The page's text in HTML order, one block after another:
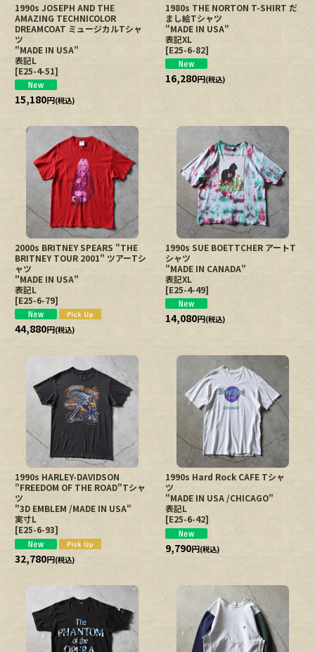
1990s JOSEPH AND THE
AMAZING TECHNICOLOR
DREAMCOAT ミュージカルTシャ
ツ
"MADE IN USA"
表記L
[E25-4-51]
15,180円(税込)
1980s THE NORTON T-SHIRT だ
まし絵Tシャツ
"MADE IN USA"
表記XL
[E25-6-82]
16,280円(税込)
2000s BRITNEY SPEARS "THE
BRITNEY TOUR 2001" ツアーTシ
ャツ
"MADE IN USA"
表記L
[E25-6-79]
44,880円(税込)
1990s SUE BOETTCHER アートT
シャツ
"MADE IN CANADA"
表記XL
[E25-4-49]
14,080円(税込)
1990s HARLEY-DAVIDSON
"FREEDOM OF THE ROAD"Tシャ
ツ
"3D EMBLEM /MADE IN USA"
実寸L
[E25-6-93]
32,780円(税込)
1990s Hard Rock CAFE Tシャ
ツ
"MADE IN USA /CHICAGO"
表記L
[E25-6-42]
9,790円(税込)